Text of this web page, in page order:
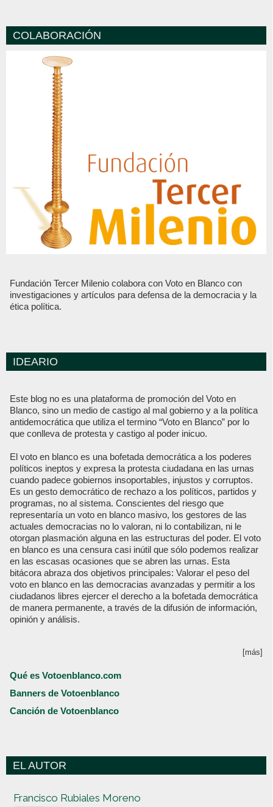
COLABORACIÓN
Fundación Tercer Milenio colabora con Voto en Blanco con
investigaciones y artículos para defensa de la democracia y la
ética política.
IDEARIO
Este blog no es una plataforma de promoción del Voto en
Blanco, sino un medio de castigo al mal gobierno y a la política
antidemocrática que utiliza el termino “Voto en Blanco” por lo
que conlleva de protesta y castigo al poder inicuo.
El voto en blanco es una bofetada democrática a los poderes
políticos ineptos y expresa la protesta ciudadana en las urnas
cuando padece gobiernos insoportables, injustos y corruptos.
Es un gesto democrático de rechazo a los políticos, partidos y
programas, no al sistema. Conscientes del riesgo que
representaría un voto en blanco masivo, los gestores de las
actuales democracias no lo valoran, ni lo contabilizan, ni le
otorgan plasmación alguna en las estructuras del poder. El voto
en blanco es una censura casi inútil que sólo podemos realizar
en las escasas ocasiones que se abren las urnas. Esta
bitácora abraza dos objetivos principales: Valorar el peso del
voto en blanco en las democracias avanzadas y permitir a los
ciudadanos libres ejercer el derecho a la bofetada democrática
de manera permanente, a través de la difusión de información,
opinión y análisis.
[más]
Qué es Votoenblanco.com
Banners de Votoenblanco
Canción de Votoenblanco
EL AUTOR
Francisco Rubiales Moreno